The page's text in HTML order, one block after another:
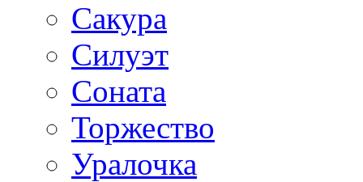
Сакура
Силуэт
Соната
Торжество
Уралочка